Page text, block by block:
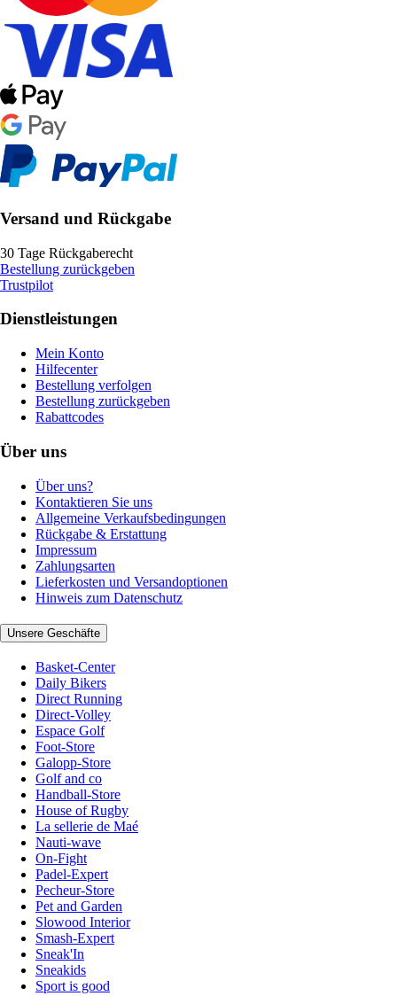
Versand und Rückgabe
30 Tage Rückgaberecht
Bestellung zurückgeben
Trustpilot
Dienstleistungen
Mein Konto
Hilfecenter
Bestellung verfolgen
Bestellung zurückgeben
Rabattcodes
Über uns
Über uns?
Kontaktieren Sie uns
Allgemeine Verkaufsbedingungen
Rückgabe & Erstattung
Impressum
Zahlungsarten
Lieferkosten und Versandoptionen
Hinweis zum Datenschutz
Unsere Geschäfte
Basket-Center
Daily Bikers
Direct Running
Direct-Volley
Espace Golf
Foot-Store
Galopp-Store
Golf and co
Handball-Store
House of Rugby
La sellerie de Maé
Nauti-wave
On-Fight
Padel-Expert
Pecheur-Store
Pet and Garden
Slowood Interior
Smash-Expert
Sneak'In
Sneakids
Sport is good